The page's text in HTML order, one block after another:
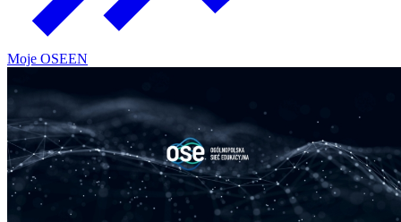
Moje OSEEN